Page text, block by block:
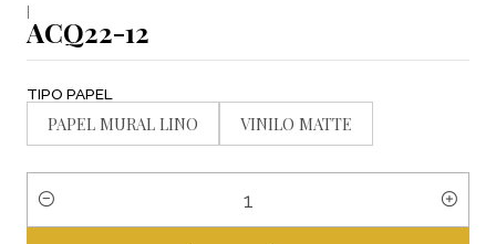
|
ACQ22-12
TIPO PAPEL
PAPEL MURAL LINO VINILO MATTE
Cantidad